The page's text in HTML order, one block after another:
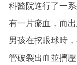
科醫院進行了一
有一片瘀血，而
男孩在挖眼球時
管破裂出血並擠